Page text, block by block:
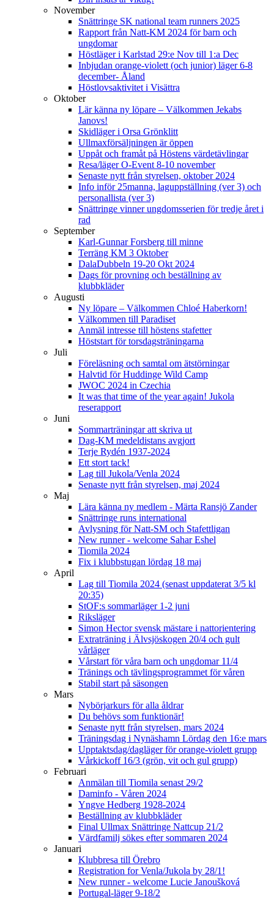
November
Snättringe SK national team runners 2025
Rapport från Natt-KM 2024 för barn och
ungdomar
Höstläger i Karlstad 29:e Nov till 1:a Dec
Inbjudan orange-violett (och junior) läger 6-8
december- Åland
Höstlovsaktivitet i Visättra
Oktober
Lär känna ny löpare – Välkommen Jekabs
Janovs!
Skidläger i Orsa Grönklitt
Ullmaxförsäljningen är öppen
Uppåt och framåt på Höstens värdetävlingar
Resa/läger O-Event 8-10 november
Senaste nytt från styrelsen, oktober 2024
Info inför 25manna, laguppställning (ver 3) och
personallista (ver 3)
Snättringe vinner ungdomsserien för tredje året i
rad
September
Karl-Gunnar Forsberg till minne
Terräng KM 3 Oktober
DalaDubbeln 19-20 Okt 2024
Dags för provning och beställning av
klubbkläder
Augusti
Ny löpare – Välkommen Chloé Haberkorn!
Välkommen till Paradiset
Anmäl intresse till höstens stafetter
Höststart för torsdagsträningarna
Juli
Föreläsning och samtal om ätstörningar
Halvtid för Huddinge Wild Camp
JWOC 2024 in Czechia
It was that time of the year again! Jukola
reserapport
Juni
Sommarträningar att skriva ut
Dag-KM medeldistans avgjort
Terje Rydén 1937-2024
Ett stort tack!
Lag till Jukola/Venla 2024
Senaste nytt från styrelsen, maj 2024
Maj
Lära känna ny medlem - Märta Ransjö Zander
Snättringe runs international
Avlysning för Natt-SM och Stafettligan
New runner - welcome Sahar Eshel
Tiomila 2024
Fix i klubbstugan lördag 18 maj
April
Lag till Tiomila 2024 (senast uppdaterat 3/5 kl
20:35)
StOF:s sommarläger 1-2 juni
Riksläger
Simon Hector svensk mästare i nattorientering
Extraträning i Älvsjöskogen 20/4 och gult
vårläger
Vårstart för våra barn och ungdomar 11/4
Tränings och tävlingsprogrammet för våren
Stabil start på säsongen
Mars
Nybörjarkurs för alla åldrar
Du behövs som funktionär!
Senaste nytt från styrelsen, mars 2024
Träningsdag i Nynäshamn Lördag den 16:e mars
Upptaktsdag/dagläger för orange-violett grupp
Vårkickoff 16/3 (grön, vit och gul grupp)
Februari
Anmälan till Tiomila senast 29/2
Daminfo - Våren 2024
Yngve Hedberg 1928-2024
Beställning av klubbkläder
Final Ullmax Snättringe Nattcup 21/2
Värdfamilj sökes efter sommaren 2024
Januari
Klubbresa till Örebro
Registration for Venla/Jukola by 28/1!
New runner - welcome Lucie Janoušková
Portugal-läger 9-18/2